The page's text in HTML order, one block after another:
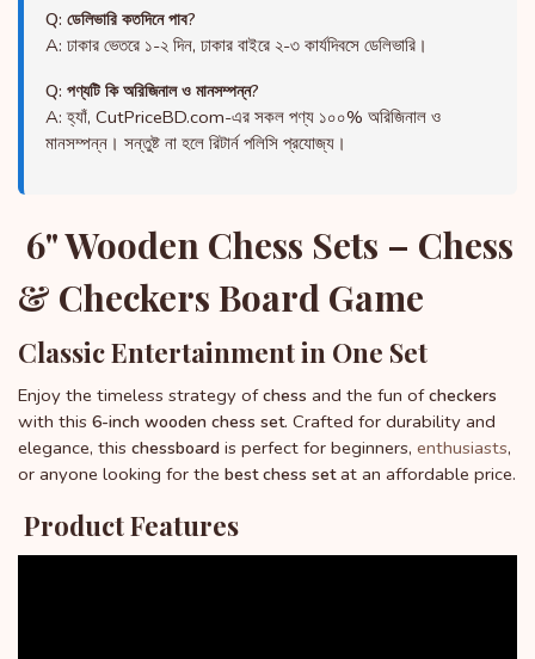
Q: ডেলিভারি কতদিনে পাব?
A: ঢাকার ভেতরে ১-২ দিন, ঢাকার বাইরে ২-৩ কার্যদিবসে ডেলিভারি।
Q: পণ্যটি কি অরিজিনাল ও মানসম্পন্ন?
A: হ্যাঁ, CutPriceBD.com-এর সকল পণ্য ১০০% অরিজিনাল ও
মানসম্পন্ন। সন্তুষ্ট না হলে রিটার্ন পলিসি প্রযোজ্য।
6" Wooden Chess Sets – Chess
& Checkers Board Game
Classic Entertainment in One Set
Enjoy the timeless strategy ofchess and the fun ofcheckers
with this 6-inch wooden chess set. Crafted for durability and
elegance, this chessboard is perfect for beginners, enthusiasts,
or anyone looking for the best chess setat an affordable price.
Product Features